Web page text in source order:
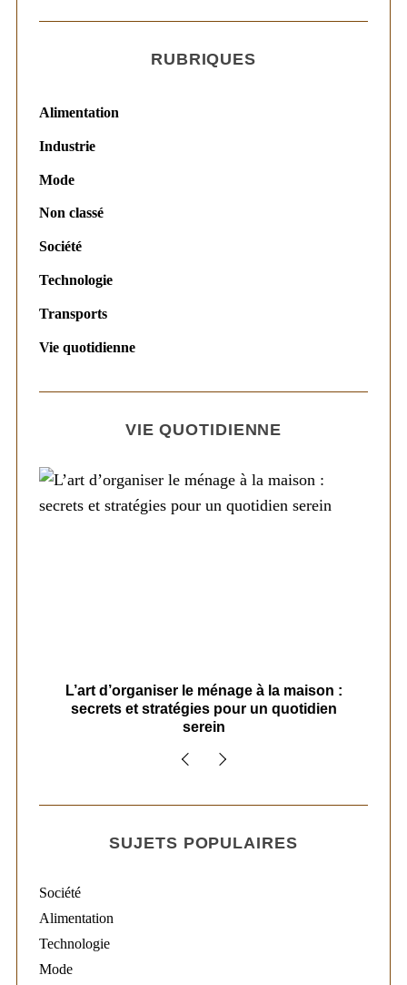
RUBRIQUES
Alimentation
Industrie
Mode
Non classé
Société
Technologie
Transports
Vie quotidienne
VIE QUOTIDIENNE
L’art d’organiser le ménage à la maison :
secrets et stratégies pour un quotidien
serein
SUJETS POPULAIRES
Société
Alimentation
Technologie
Mode